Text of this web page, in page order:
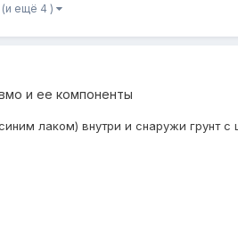
(и ещё 4 )
и ее компоненты
лаком) внутри и снаружи грунт с